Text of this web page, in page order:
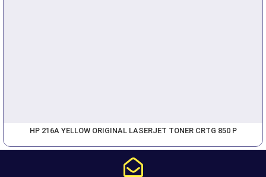
HP 216A YELLOW ORIGINAL LASERJET TONER CRTG 850 P